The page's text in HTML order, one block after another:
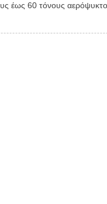
έως 60 τόνους αερόψυκτο